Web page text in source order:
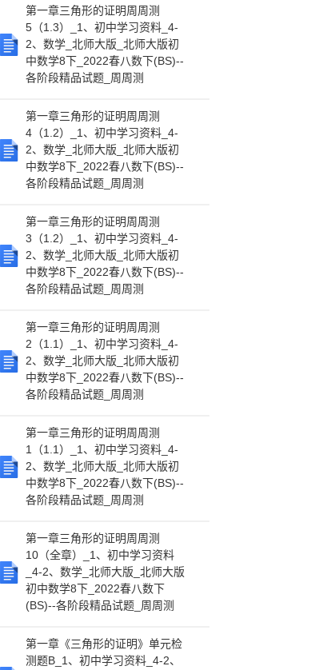
第一章三角形的证明周周测
5（1.3）_1、初中学习资料_4-
2、数学_北师大版_北师大版初
中数学8下_2022春八数下(BS)--
各阶段精品试题_周周测
第一章三角形的证明周周测
4（1.2）_1、初中学习资料_4-
2、数学_北师大版_北师大版初
中数学8下_2022春八数下(BS)--
各阶段精品试题_周周测
第一章三角形的证明周周测
3（1.2）_1、初中学习资料_4-
2、数学_北师大版_北师大版初
中数学8下_2022春八数下(BS)--
各阶段精品试题_周周测
第一章三角形的证明周周测
2（1.1）_1、初中学习资料_4-
2、数学_北师大版_北师大版初
中数学8下_2022春八数下(BS)--
各阶段精品试题_周周测
第一章三角形的证明周周测
1（1.1）_1、初中学习资料_4-
2、数学_北师大版_北师大版初
中数学8下_2022春八数下(BS)--
各阶段精品试题_周周测
第一章三角形的证明周周测
10（全章）_1、初中学习资料
_4-2、数学_北师大版_北师大版
初中数学8下_2022春八数下
(BS)--各阶段精品试题_周周测
第一章《三角形的证明》单元检
测题B_1、初中学习资料_4-2、